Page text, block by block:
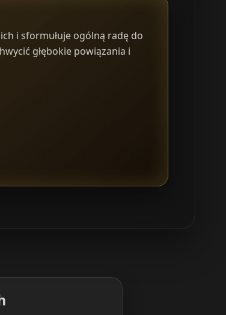
i sformułuje ogólną radę do
głębokie powiązania i